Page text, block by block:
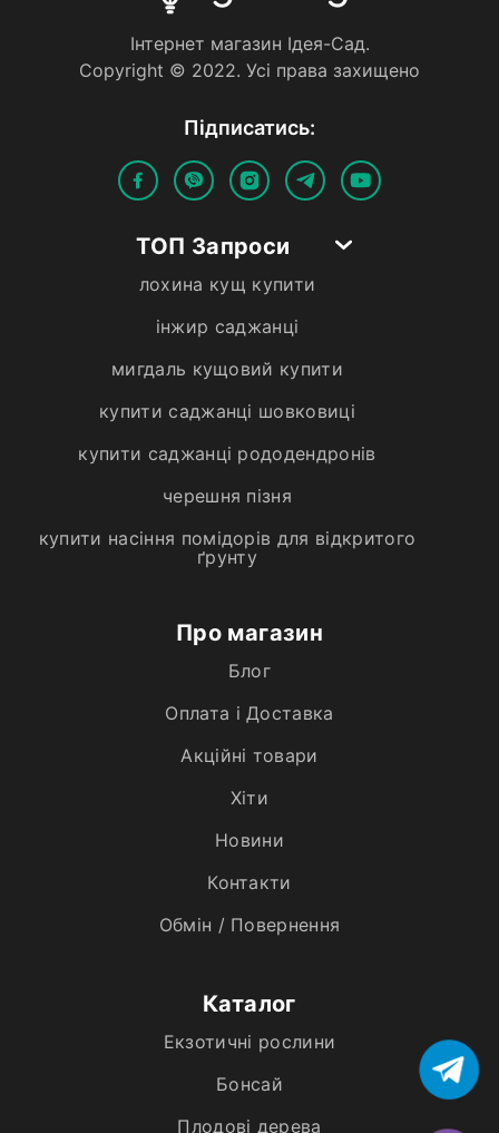
Iнтернет магазин Iдея-Сад.
Copyright © 2022. Усi права захищено
Пiдписатись:
ТОП Запроси
лохина кущ купити
інжир саджанці
мигдаль кущовий купити
купити саджанці шовковиці
купити саджанці рододендронів
черешня пізня
купити насіння помідорів для відкритого
ґрунту
Про магазин
Блог
Оплата і Доставка
Акційні товари
Хiти
Новини
Контакти
Обмін / Повернення
Каталог
Екзотичні рослини
Бонсай
Плодові дерева